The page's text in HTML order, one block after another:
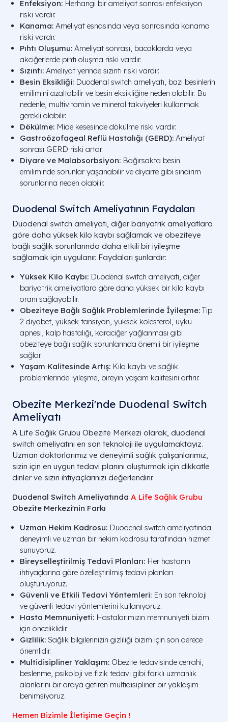
Enfeksiyon: Herhangi bir ameliyat sonrası enfeksiyon
riski vardır.
Kanama: Ameliyat esnasında veya sonrasında kanama
riski vardır.
Pıhtı Oluşumu: Ameliyat sonrası, bacaklarda veya
akciğerlerde pıhtı oluşma riski vardır.
Sızıntı: Ameliyat yerinde sızıntı riski vardır.
Besin Eksikliği: Duodenal switch ameliyatı, bazı besinlerin
emilimini azaltabilir ve besin eksikliğine neden olabilir. Bu
nedenle, multivitamin ve mineral takviyeleri kullanmak
gerekli olabilir.
Dökülme: Mide kesesinde dökülme riski vardır.
Gastroözofageal Reflü Hastalığı (GERD): Ameliyat
sonrası GERD riski artar.
Diyare ve Malabsorbsiyon: Bağırsakta besin
emiliminde sorunlar yaşanabilir ve diyarre gibi sindirim
sorunlarına neden olabilir.
Duodenal Switch Ameliyatının Faydaları
Duodenal switch ameliyatı, diğer bariyatrik ameliyatlara
göre daha yüksek kilo kaybı sağlamak ve obeziteye
bağlı sağlık sorunlarında daha etkili bir iyileşme
sağlamak için uygulanır. Faydaları şunlardır:
Yüksek Kilo Kaybı: Duodenal switch ameliyatı, diğer
bariyatrik ameliyatlara göre daha yüksek bir kilo kaybı
oranı sağlayabilir.
Obeziteye Bağlı Sağlık Problemlerinde İyileşme: Tip
2 diyabet, yüksek tansiyon, yüksek kolesterol, uyku
apnesi, kalp hastalığı, karaciğer yağlanması gibi
obeziteye bağlı sağlık sorunlarında önemli bir iyileşme
sağlar.
Yaşam Kalitesinde Artış: Kilo kaybı ve sağlık
problemlerinde iyileşme, bireyin yaşam kalitesini artırır.
Obezite Merkezi'nde Duodenal Switch
Ameliyatı
A Life Sağlık Grubu Obezite Merkezi olarak, duodenal
switch ameliyatını en son teknoloji ile uygulamaktayız.
Uzman doktorlarımız ve deneyimli sağlık çalışanlarımız,
sizin için en uygun tedavi planını oluşturmak için dikkatle
dinler ve sizin ihtiyaçlarınızı değerlendirir.
Duodenal Switch Ameliyatında A Life Sağlık Grubu
Obezite Merkezi'nin Farkı
Uzman Hekim Kadrosu: Duodenal switch ameliyatında
deneyimli ve uzman bir hekim kadrosu tarafından hizmet
sunuyoruz.
Bireyselleştirilmiş Tedavi Planları: Her hastanın
ihtiyaçlarına göre özelleştirilmiş tedavi planları
oluşturuyoruz.
Güvenli ve Etkili Tedavi Yöntemleri: En son teknoloji
ve güvenli tedavi yöntemlerini kullanıyoruz.
Hasta Memnuniyeti: Hastalarımızın memnuniyeti bizim
için önceliklidir.
Gizlilik: Sağlık bilgilerinizin gizliliği bizim için son derece
önemlidir.
Multidisipliner Yaklaşım: Obezite tedavisinde cerrahi,
beslenme, psikoloji ve fizik tedavi gibi farklı uzmanlık
alanlarını bir araya getiren multidisipliner bir yaklaşım
benimsiyoruz.
Hemen Bizimle İletişime Geçin !